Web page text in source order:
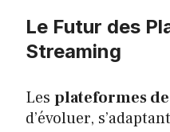
Le Futur des
Streaming
Les plateformes
d’évoluer,